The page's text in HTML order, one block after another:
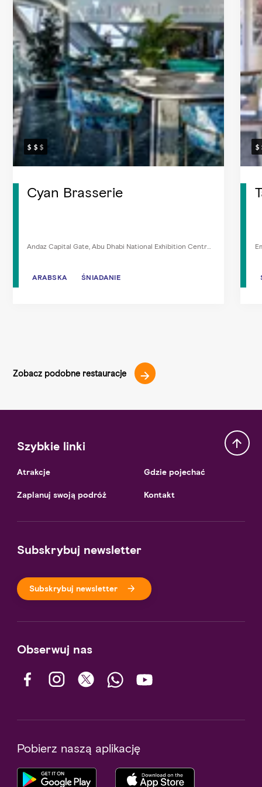
Cyan Brasserie
Andaz Capital Gate, Abu Dhabi National Exhibition Centre,
ARABSKA ŚNIADANIE
ARABSKA ŚNIADANIE
Zobacz podobne restauracje
Szybkie linki
Atrakcje
Zaplanuj swoją podróż
Gdzie pojechać
Kontakt
Subskrybuj newsletter
Subskrybuj newsletter
Obserwuj nas
Pobierz naszą aplikację